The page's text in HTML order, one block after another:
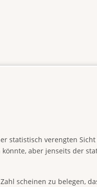
statistisch verengten
aber jenseits der
scheinen zu belegen,